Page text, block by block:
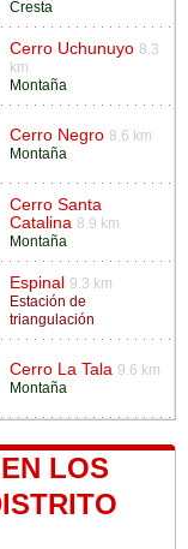
Cresta
Cerro Uchunuyo 8.3
km
Montaña
Cerro Negro 8.6 km
Montaña
Cerro Santa
Catalina 8.9 km
Montaña
Espinal
9.3 km
Estación de
triangulación
Cerro La Tala 9.6 km
Montaña
LOS